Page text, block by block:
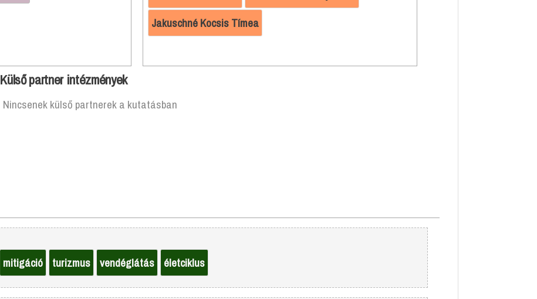
Jakuschné Kocsis Tímea
Külső partner intézmények
Nincsenek külső partnerek a kutatásban
mitigáció turizmus vendéglátás életciklus